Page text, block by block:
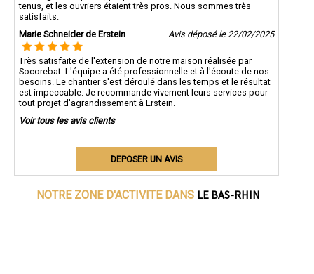
tenus, et les ouvriers étaient très pros. Nous sommes très
satisfaits.
Marie Schneider de Erstein
Avis déposé le 22/02/2025
Très satisfaite de l'extension de notre maison réalisée par
Socorebat. L'équipe a été professionnelle et à l'écoute de nos
besoins. Le chantier s'est déroulé dans les temps et le résultat
est impeccable. Je recommande vivement leurs services pour
tout projet d'agrandissement à Erstein.
Voir tous les avis clients
DEPOSER UN AVIS
NOTRE ZONE D'ACTIVITE DANS LE BAS-RHIN